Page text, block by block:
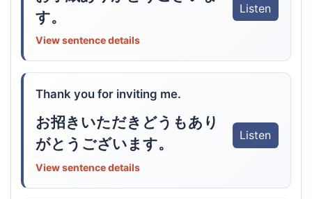
す。
Listen
View sentence details
Thank you for inviting me.
お招きいただきどうもあり
がとうございます。
Listen
View sentence details